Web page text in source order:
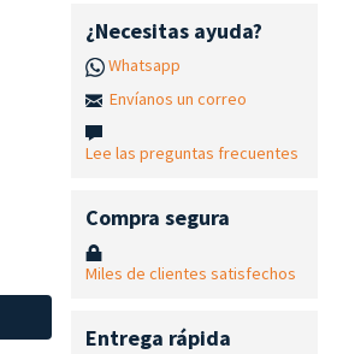
¿Necesitas ayuda?
Whatsapp
Envíanos un correo
Lee las preguntas frecuentes
Compra segura
Miles de clientes satisfechos
Entrega rápida